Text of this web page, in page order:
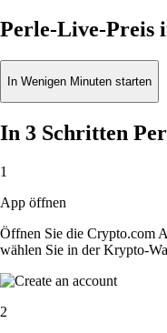
Perle-Live-Preis
In Wenigen Minuten starten
In 3 Schritten
1
App öffnen
Öffnen Sie die Crypto.com
wählen Sie in der Krypto-
2